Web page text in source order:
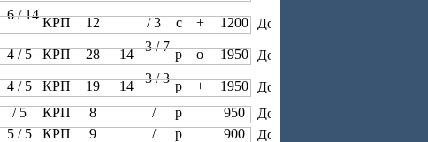
6 / 14
КРП 12 / 3 с + 1200
4 / 5 КРП 28 14
3 / 7
р о 1950
4 / 5 КРП 19 14
3 / 3
р +
1950
/ 5 КРП 8 / р
950
5 / 5 КРП 9 / р
900